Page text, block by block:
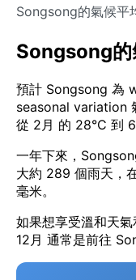
Songsong的氣候平
Songsong的
預計 Songsong 為
seasonal variation
從 2月 的 28°C 到 6
一年下來，
大約 289 個雨天，
毫米。
如果想享受溫和天
12月 通常是前往